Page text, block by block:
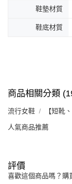
鞋墊材質
鞋底材質
商品相關分類
流行女鞋 【短靴
人氣商品推薦
評價
喜歡這個商品嗎？購